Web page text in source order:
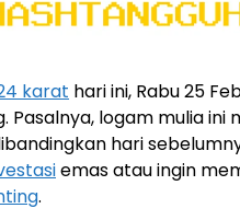
karat hari ini, Rabu 25
Pasalnya, logam mulia
hari
emas atau ingin
.